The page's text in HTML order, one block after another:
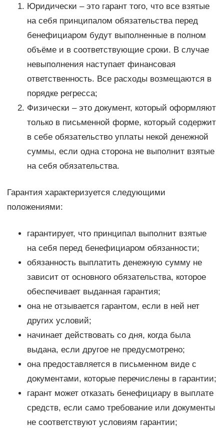
Юридически – это гарант того, что все взятые
на себя принципалом обязательства перед
бенефициаром будут выполненные в полном
объёме и в соответствующие сроки. В случае
невыполнения наступает финансовая
ответственность. Все расходы возмещаются в
порядке регресса;
Физически – это документ, который оформляют
только в письменной форме, который содержит
в себе обязательство уплаты некой денежной
суммы, если одна сторона не выполнит взятые
на себя обязательства.
Гарантия характеризуется следующими
положениями:
гарантирует, что принципал выполнит взятые
на себя перед бенефициаром обязанности;
обязанность выплатить денежную сумму не
зависит от основного обязательства, которое
обеспечивает выданная гарантия;
она не отзывается гарантом, если в ней нет
других условий;
начинает действовать со дня, когда была
выдана, если другое не предусмотрено;
она предоставляется в письменном виде с
документами, которые перечислены в гарантии;
гарант может отказать бенефициару в выплате
средств, если само требование или документы
не соответствуют условиям гарантии;